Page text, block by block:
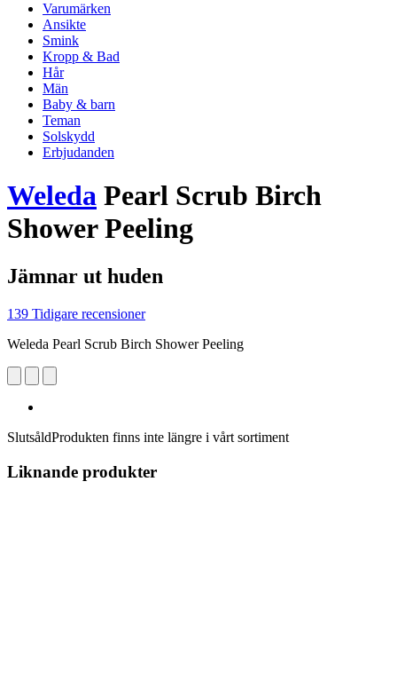
Varumärken
Ansikte
Smink
Kropp & Bad
Hår
Män
Baby & barn
Teman
Solskydd
Erbjudanden
Weleda Pearl Scrub Birch
Shower Peeling
Jämnar ut huden
139 Tidigare recensioner
Weleda Pearl Scrub Birch Shower Peeling
SlutsåldProdukten finns inte längre i vårt sortiment
Liknande produkter